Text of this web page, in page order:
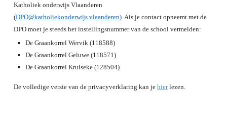
Katholiek onderwijs Vlaanderen
(DPO@katholiekonderwijs.vlaanderen) . Als je contact opneemt met de
DPO moet je steeds het instellingsnummer van de school vermelden:
De Graankorrel Wervik (118588)
De Graankorrel Geluwe (118571)
De Graankorrel Kruiseke (128504)
De volledige versie van de privacyverklaring kan jehierlezen.